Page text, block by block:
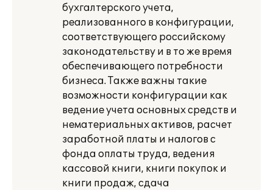
бухгалтерского учета,
реализованного в конфигурации,
соответствующего российскому
законодательству и в то же время
обеспечивающего потребности
бизнеса. Также важны такие
возможности конфигурации как
ведение учета основных средств и
нематериальных активов, расчет
заработной платы и налогов с
фонда оплаты труда, ведения
кассовой книги, книги покупок и
книги продаж, сдача